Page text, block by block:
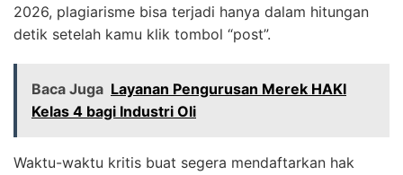
2026, plagiarisme bisa terjadi hanya dalam hitungan
detik setelah kamu klik tombol “post”.
Baca Juga Layanan Pengurusan Merek HAKI
Kelas 4 bagi Industri Oli
Waktu-waktu kritis buat segera mendaftarkan hak